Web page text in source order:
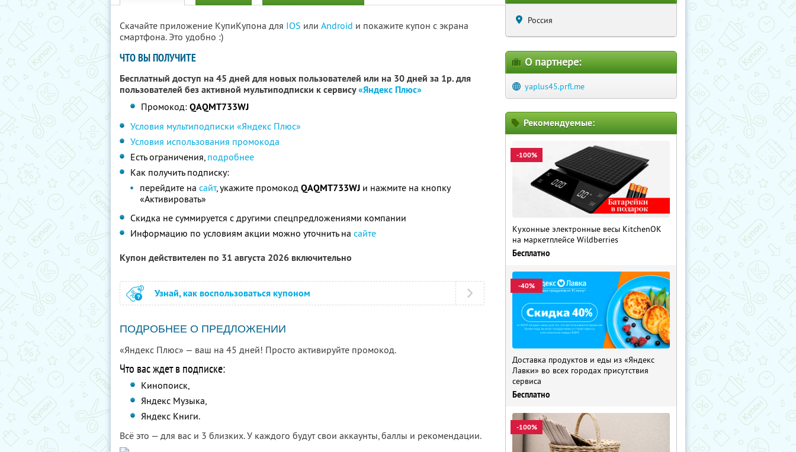
Скачайте приложение КупиКупона для IOS или Android и покажите купон с экрана
смартфона. Это удобно :)
ЧТО ВЫ ПОЛУЧИТЕ
Бесплатный доступ на 45 дней для новых пользователей или на 30 дней за 1р. для
пользователей без активной мультиподписки к сервису«Яндекс Плюс»
Промокод:QAQMT733WJ
Условия мультиподписки «Яндекс Плюс»
Условия использования промокода
Есть ограничения, подробнее
Как получить подписку:
перейдите на сайт, укажите промокод QAQMT733WJ и нажмите на кнопку
«Активировать»
Скидка не суммируется с другими спецпредложениями компании
Информацию по условиям акции можно уточнить на сайте
Купон действителен по 31 августа 2026 включительно
Узнай, как воспользоваться купоном
ПОДРОБНЕЕ О ПРЕДЛОЖЕНИИ
«Яндекс Плюс» — ваш на 45 дней! Просто активируйте промокод.
Что вас ждет в подписке:
Кинопоиск,
Яндекс Музыка,
Яндекс Книги.
Всё это — для вас и 3 близких. У каждого будут свои аккаунты, баллы и рекомендации.
Россия
О партнере:
yaplus45.prfl.me
Рекомендуемые:
-100%
Кухонные электронные весы KitchenOK
на маркетплейсе Wildberries
Бесплатно
-40%
Доставка продуктов и еды из «Яндекс
Лавки» во всех городах присутствия
сервиса
Бесплатно
-100%